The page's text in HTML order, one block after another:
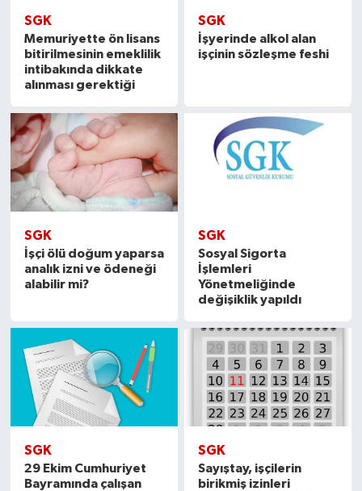
SGK
Memuriyette ön lisans
bitirilmesinin emeklilik
intibakında dikkate
alınması gerektiği
SGK
İşyerinde alkol alan
işçinin sözleşme feshi
SGK
İşçi ölü doğum yaparsa
analık izni ve ödeneği
alabilir mi?
SGK
Sosyal Sigorta
İşlemleri
Yönetmeliğinde
değişiklik yapıldı
SGK
29 Ekim Cumhuriyet
Bayramında çalışan
SGK
Sayıştay, işçilerin
birikmiş izinleri